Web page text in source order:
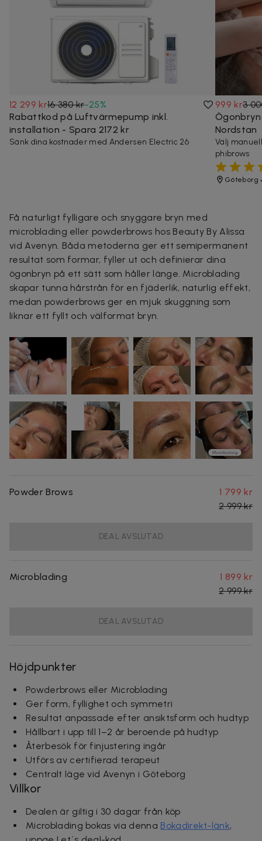
12 299 kr16 380 kr-25%
Rabattkod på Luftvärmepump inkl.
installation - Spara 2172 kr
Sänk dina kostnader med Andersen Electric 26
999 kr3
Nordstan
Välj
phibrows
Göteborg
Få naturligt fylligare och snyggare bryn med
microblading eller powderbrows hos Beauty By Alissa
vid Avenyn. Båda metoderna ger ett semipermanent
resultat som formar, fyller ut och definierar dina
ögonbryn på ett sätt som håller länge. Microblading
skapar tunna hårstrån för en fjäderlik, naturlig effekt,
medan powderbrows ger en mjuk skuggning som
liknar ett fyllt och välformat bryn.
Powder Brows
1 799 kr
2 999 kr
DEAL AVSLUTAD
Microblading
1 899 kr
2 999 kr
DEAL AVSLUTAD
Höjdpunkter
Powderbrows eller Microblading
Ger form, fyllighet och symmetri
Resultat anpassade efter ansiktsform och hudtyp
Hållbart i upp till 1–2 år beroende på hudtyp
Återbesök för finjustering ingår
Utförs av certifierad terapeut
Centralt läge vid Avenyn i Göteborg
Villkor
Dealen är giltig i 30 dagar från köp
Microblading bokas via denna Bokadirekt-länk,